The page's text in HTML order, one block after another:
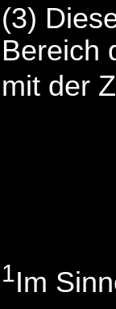
(3)
Bereich
mit der
1Im